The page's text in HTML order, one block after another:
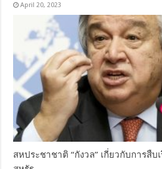
April 20, 2023
สหประชาชาติ “กังวล” เกี่ยวกับการสืบ